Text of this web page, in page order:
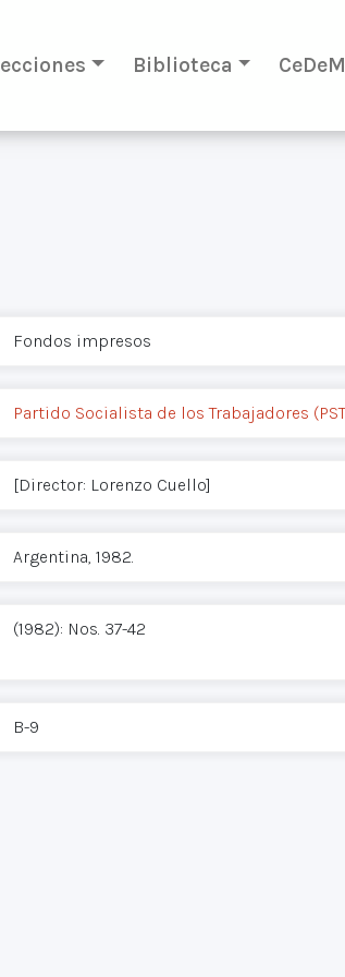
Biblioteca
Fondos impresos
Partido Socialista de los Trabajadores
[Director: Lorenzo Cuello]
Argentina, 1982.
(1982): Nos. 37-42
B-9